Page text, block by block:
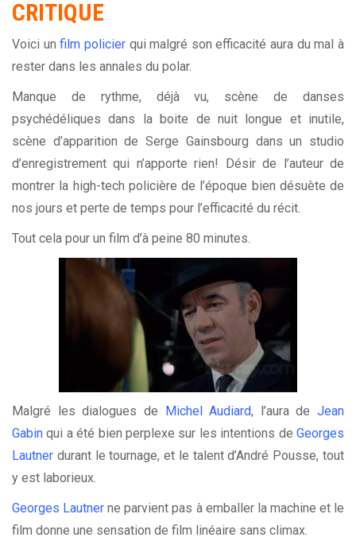
CRITIQUE
Voici unfilm policierqui malgré son efficacité aura du mal à
rester dans les annales du polar.
Manque de rythme, déjà vu, scène de danses
psychédéliques dans la boite de nuit longue et inutile,
scène d’apparition de Serge Gainsbourg dans un studio
d’enregistrement qui n’apporte rien! Désir de l’auteur de
montrer la high-tech policière de l’époque bien désuète de
nos jours et perte de temps pour l’efficacité du récit.
Tout cela pour un film d’à peine 80 minutes.
Malgré les dialogues de Michel Audiard, l’aura de Jean
Gabin qui a été bien perplexe sur les intentions de Georges
Lautner durant le tournage, et le talent d’André Pousse, tout
y est laborieux.
Georges Lautner ne parvient pas à emballer la machine et le
film donne une sensation de film linéaire sans climax.